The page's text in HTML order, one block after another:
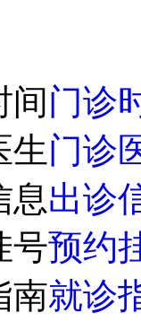
门诊
门诊
出诊
预约
就诊